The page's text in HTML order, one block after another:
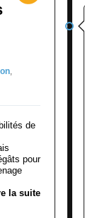
,
pour
la suite